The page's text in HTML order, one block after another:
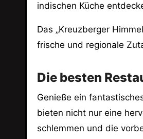
indischen Küche
Das „Kreuzberger
frische und regionale
Die besten
Genieße ein
bieten nicht nur eine
schlemmen und die